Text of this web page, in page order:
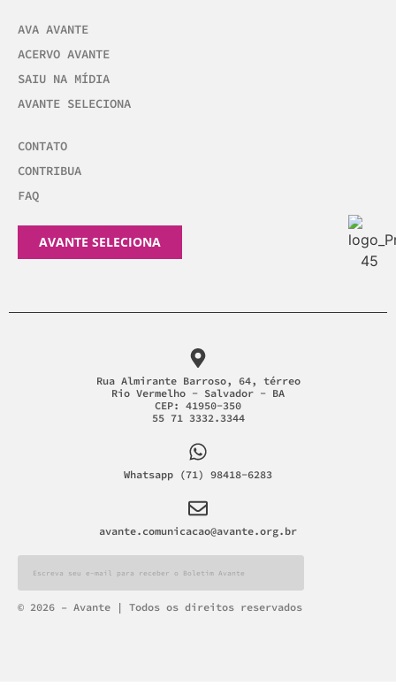
AVA AVANTE
ACERVO AVANTE
SAIU NA MÍDIA
AVANTE SELECIONA
CONTATO
CONTRIBUA
FAQ
AVANTE SELECIONA
Rua Almirante Barroso, 64, térreo
Rio Vermelho - Salvador - BA
CEP: 41950-350
55 71 3332.3344
Whatsapp (71) 98418-6283
avante.comunicacao@avante.org.br
Alternative:
© 2026 – Avante | Todos os direitos reservados